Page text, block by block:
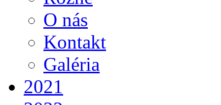
O nás
Kontakt
Galéria
2021